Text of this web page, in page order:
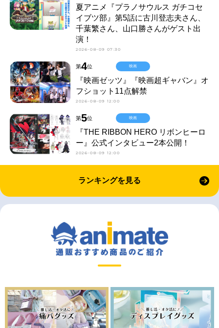
夏アニメ『プラノサウルス ガチコセ
イブツ部』第5話に古川登志夫さん、
千葉繁さん、山口勝さんがゲスト出
演！
2026-08-09 07:30
第4位
『映画ゼッツ』『映画超ギャバン』オ
フショット11点解禁
2026-08-09 12:00
映画
第5位
『THE RIBBON HERO リボンヒーロ
ー』公式インタビュー2本公開！
2026-08-09 12:00
映画
ランキングを見る